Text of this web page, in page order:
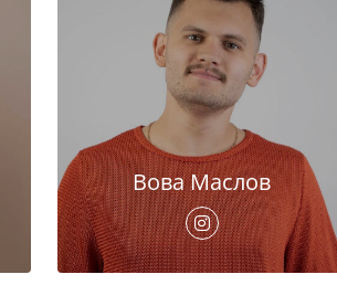
Вова Маслов